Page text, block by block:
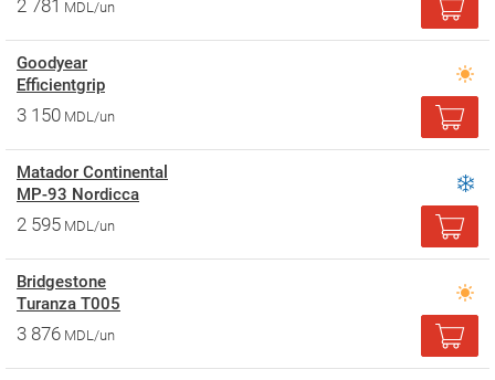
2 781 MDL/un
Goodyear
Efficientgrip
3 150 MDL/un
Matador Continental
MP-93 Nordicca
2 595 MDL/un
Bridgestone
Turanza T005
3 876 MDL/un